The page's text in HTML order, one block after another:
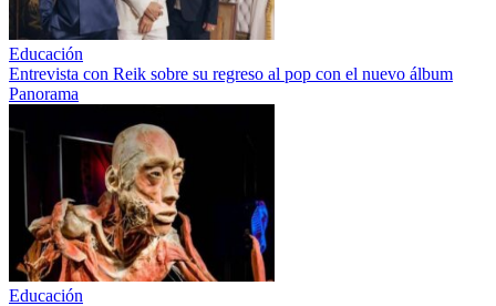
Educación
Entrevista con Reik sobre su regreso al pop con el nuevo álbum
Panorama
Educación